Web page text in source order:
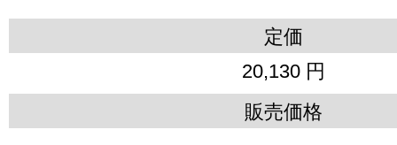
定価
20,130 円
販売価格